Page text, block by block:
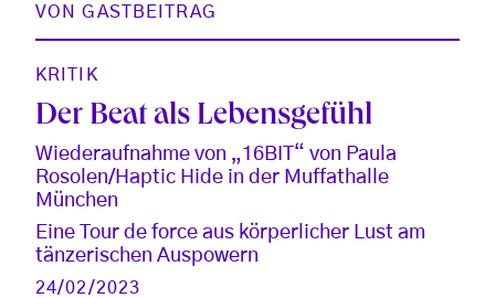
VONGASTBEITRAG
KRITIK
Der Beat als Lebensgefühl
Wiederaufnahme von „16BIT“ von Paula
Rosolen/Haptic Hide in der Muffathalle
München
Eine Tour de force aus körperlicher Lust am
tänzerischen Auspowern
24/02/2023